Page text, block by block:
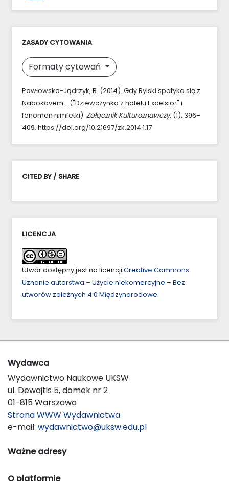
ZASADY CYTOWANIA
Formaty cytowań
Pawłowska-Jądrzyk, B. (2014). Gdy Rylski spotyka się z
Nabokovem… ("Dziewczynka z hotelu Excelsior" i
fenomen nimfetki). Załącznik Kulturoznawczy, (1), 396–
409. https://doi.org/10.21697/zk.2014.1.17
CITED BY / SHARE
LICENCJA
Utwór dostępny jest na licencji Creative Commons
Uznanie autorstwa – Użycie niekomercyjne – Bez
utworów zależnych 4.0 Międzynarodowe.
Wydawca
Wydawnictwo Naukowe UKSW
ul. Dewajtis 5, domek nr 2
01-815 Warszawa
Strona WWW Wydawnictwa
e-mail: wydawnictwo@uksw.edu.pl
Ważne adresy